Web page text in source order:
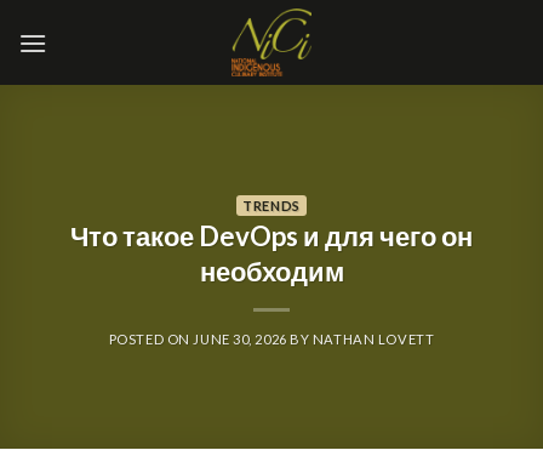
TRENDS
Что такое DevOps и для чего он
необходим
POSTED ON JUNE 30, 2026 BY NATHAN LOVETT